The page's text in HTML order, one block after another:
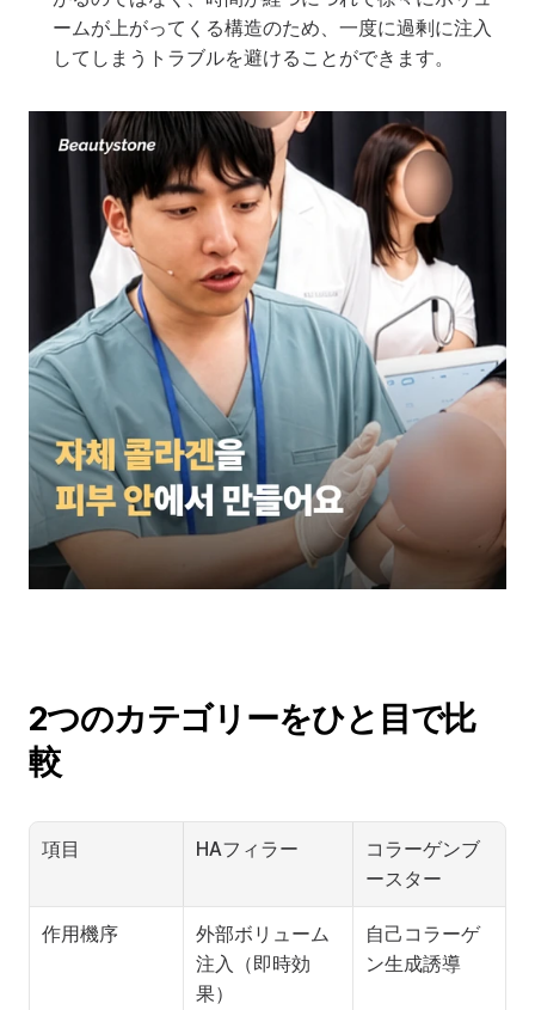
ームが上がってくる構造のため、一度に過剰に注入
してしまうトラブルを避けることができます。
2つのカテゴリーをひと目で比
較
項目 HAフィラー
コラーゲンブ
ースター
作用機序
外部ボリューム
注入（即時効
果）
自己コラーゲ
ン生成誘導